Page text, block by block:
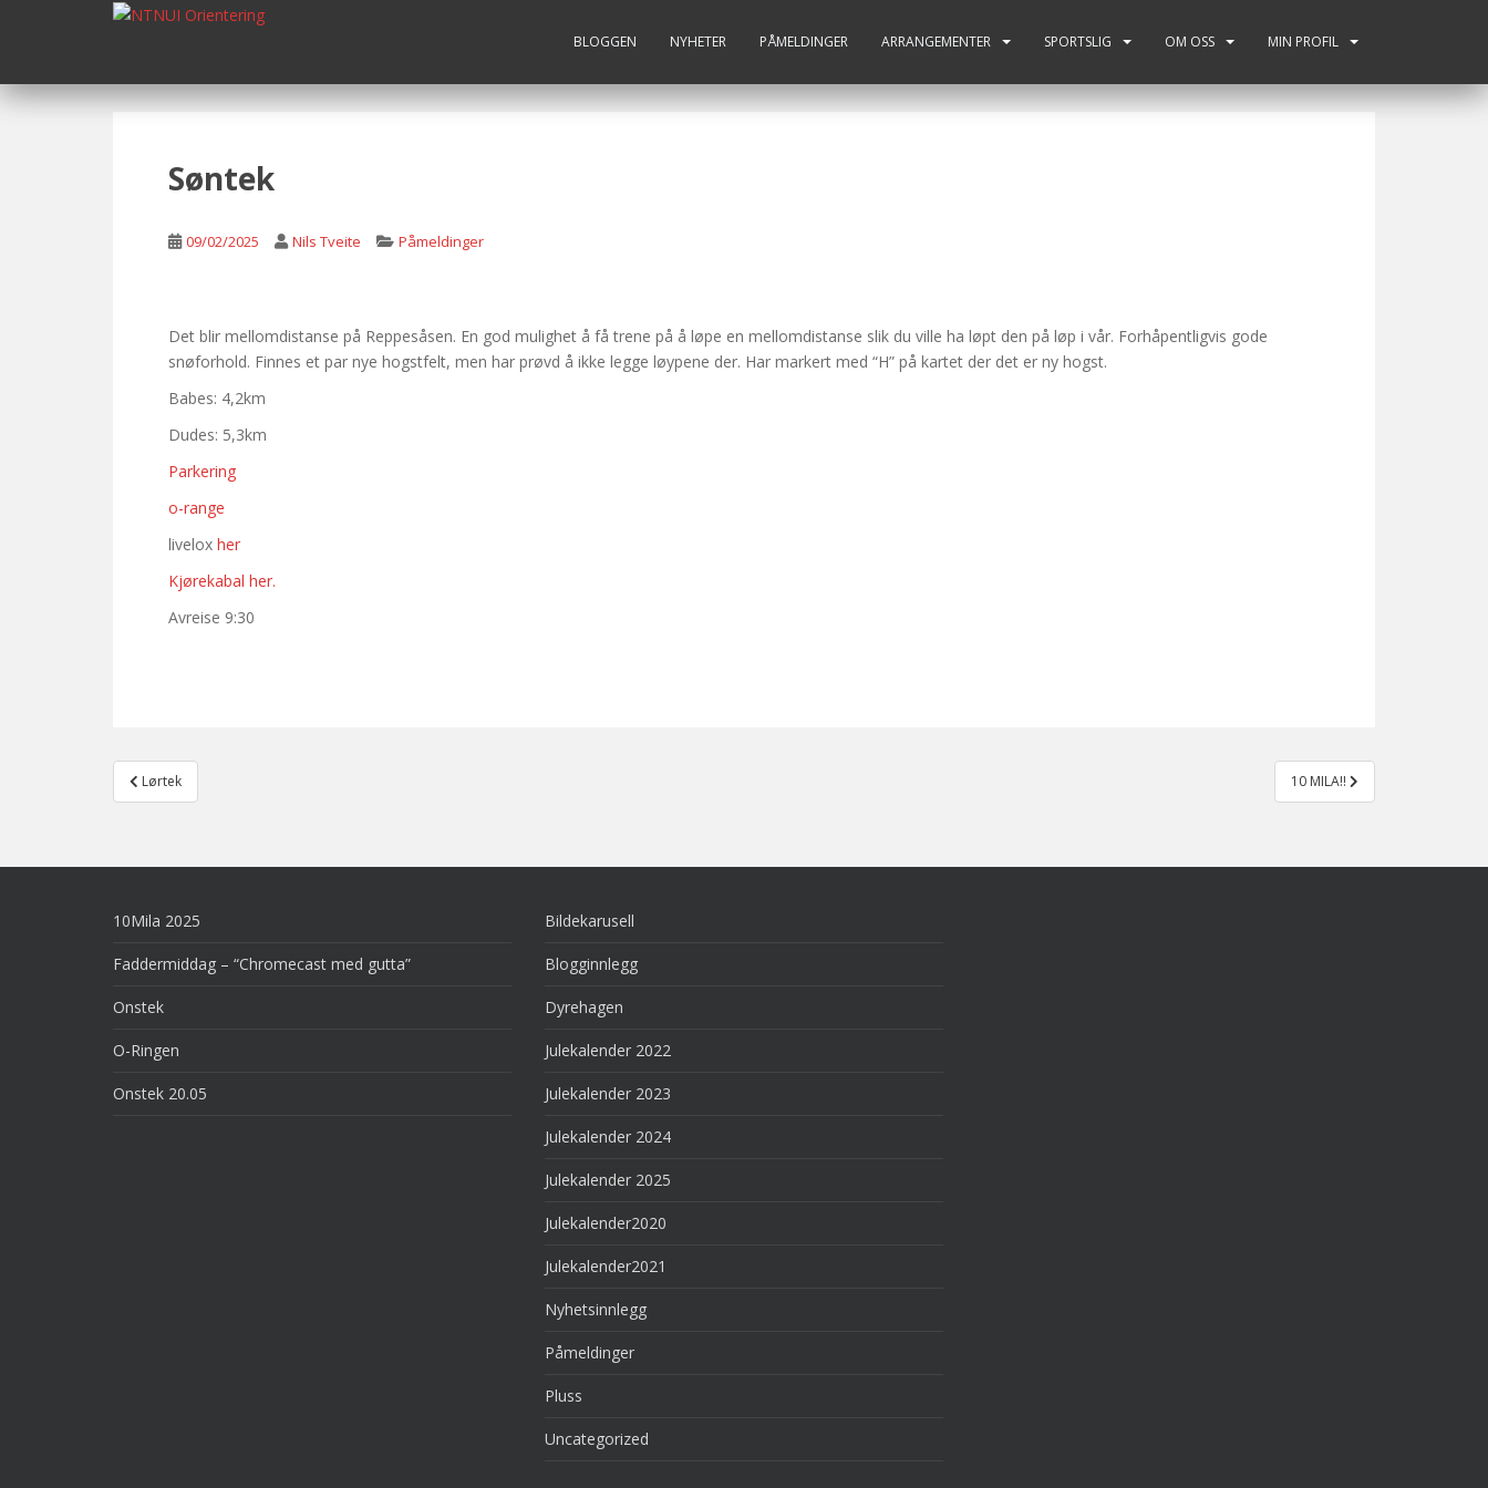
p
BLOGGEN NYHETER PÅMELDINGER ARRANGEMENTER SPORTSLIG OM OSS MIN PROFIL
Søntek
09/02/2025 Nils Tveite Påmeldinger
Det blir mellomdistanse på Reppesåsen. En god mulighet å få trene på å løpe en mellomdistanse slik du ville ha løpt den på løp i vår. Forhåpentligvis gode
snøforhold. Finnes et par nye hogstfelt, men har prøvd å ikke legge løypene der. Har markert med “H” på kartet der det er ny hogst.
Babes: 4,2km
Dudes: 5,3km
Parkering
o-range
livelox her
Kjørekabal her.
Avreise 9:30
Post
navigation
Lørtek 10 MILA!!
10Mila 2025
Faddermiddag – “Chromecast med gutta”
Onstek
O-Ringen
Onstek 20.05
Bildekarusell
Blogginnlegg
Dyrehagen
Julekalender 2022
Julekalender 2023
Julekalender 2024
Julekalender 2025
Julekalender2020
Julekalender2021
Nyhetsinnlegg
Påmeldinger
Pluss
Uncategorized